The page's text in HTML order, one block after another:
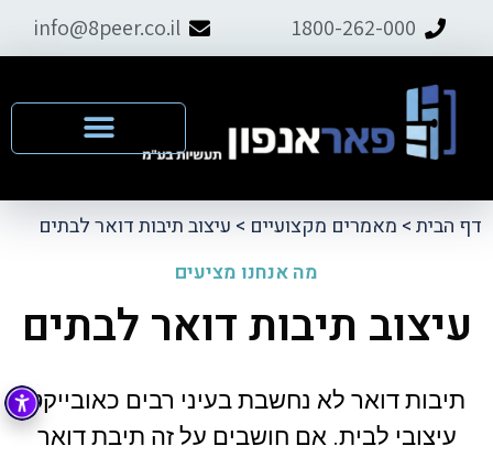
1800-262-000
info@8peer.co.il
דף הבית> מאמרים מקצועיים > עיצוב תיבות דואר לבתים
מה אנחנו מציעים
עיצוב תיבות דואר לבתים
תיבות דואר לא נחשבת בעיני רבים כאובייקט
עיצובי לבית. אם חושבים על זה תיבת דואר